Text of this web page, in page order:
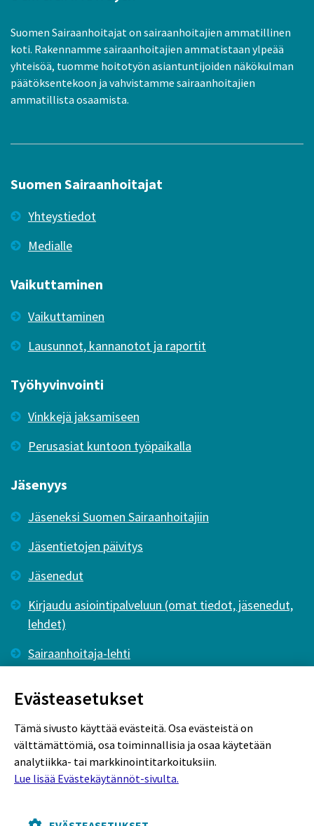
Suomen Sairaanhoitajat on sairaanhoitajien ammatillinen
koti. Rakennamme sairaanhoitajien ammatistaan ylpeää
yhteisöä, tuomme hoitotyön asiantuntijoiden näkökulman
päätöksentekoon ja vahvistamme sairaanhoitajien
ammatillista osaamista.
Suomen Sairaanhoitajat
Yhteystiedot
Medialle
Vaikuttaminen
Vaikuttaminen
Lausunnot, kannanotot ja raportit
Työhyvinvointi
Vinkkejä jaksamiseen
Perusasiat kuntoon työpaikalla
Jäsenyys
Jäseneksi Suomen Sairaanhoitajiin
Jäsentietojen päivitys
Jäsenedut
Kirjaudu asiointipalveluun (omat tiedot, jäsenedut,
lehdet)
Sairaanhoitaja-lehti
Rekisteriseloste
Evästekäytännöt
Evästeasetukset
Tämä sivusto käyttää evästeitä. Osa evästeistä on
välttämättömiä, osa toiminnallisia ja osaa käytetään
analytiikka- tai markkinointitarkoituksiin.
Lue lisää Evästekäytännöt-sivulta.